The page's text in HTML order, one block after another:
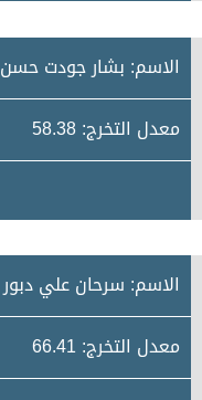
الاسم: بشار جودت حسن
معدل التخرج: 58.38
الاسم: سرحان علي دبور
معدل التخرج: 66.41